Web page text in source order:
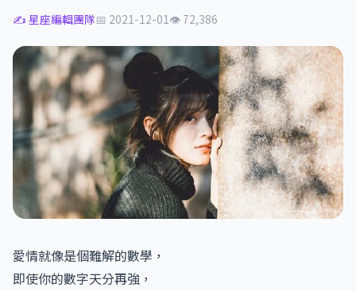
✍️ 星座編輯團隊📅 2021-12-01👁 72,386
愛情就像是個難解的數學，
即使你的數字天分再強，